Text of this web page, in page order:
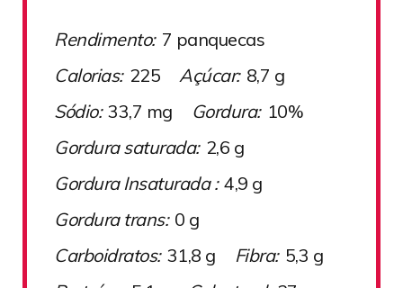
Rendimento: 7 panquecas
Calorias: 225 Açúcar: 8,7 g
Sódio: 33,7 mg Gordura: 10%
Gordura saturada: 2,6 g
Gordura Insaturada : 4,9 g
Gordura trans: 0 g
Carboidratos: 31,8 g Fibra: 5,3 g